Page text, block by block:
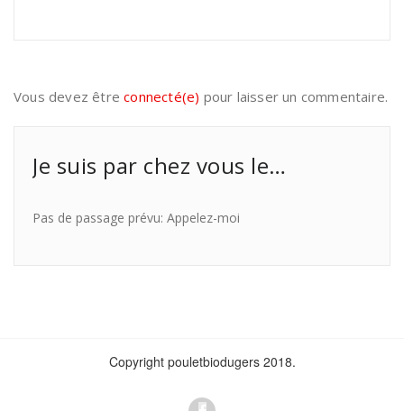
Vous devez êtreconnecté(e) pour laisser un commentaire.
Je suis par chez vous le…
Pas de passage prévu: Appelez-moi
Copyright pouletbiodugers 2018.